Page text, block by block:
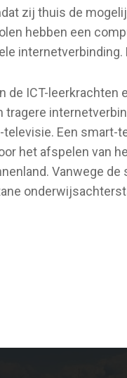
zij thuis de
hebben een
ICT-leerkrachten
Een smart-
het afspelen van
Vanwege de